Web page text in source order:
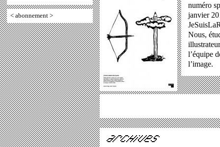
< abonnement >
numéro
janvier
Nous,
l’équipe
l’image.